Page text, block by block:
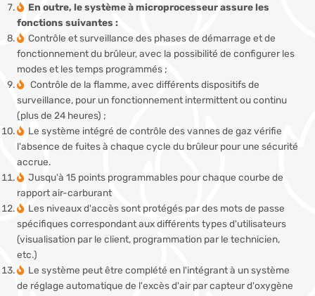
En outre, le système à microprocesseur assure les
fonctions suivantes :
Contrôle et surveillance des phases de démarrage et de
fonctionnement du brûleur, avec la possibilité de configurer les
modes et les temps programmés ;
Contrôle de la flamme, avec différents dispositifs de
surveillance, pour un fonctionnement intermittent ou continu
(plus de 24 heures) ;
Le système intégré de contrôle des vannes de gaz vérifie
l'absence de fuites à chaque cycle du brûleur pour une sécurité
accrue.
Jusqu'à 15 points programmables pour chaque courbe de
rapport air-carburant
Les niveaux d'accès sont protégés par des mots de passe
spécifiques correspondant aux différents types d'utilisateurs
(visualisation par le client, programmation par le technicien,
etc.)
Le système peut être complété en l'intégrant à un système
de réglage automatique de l'excès d'air par capteur d'oxygène